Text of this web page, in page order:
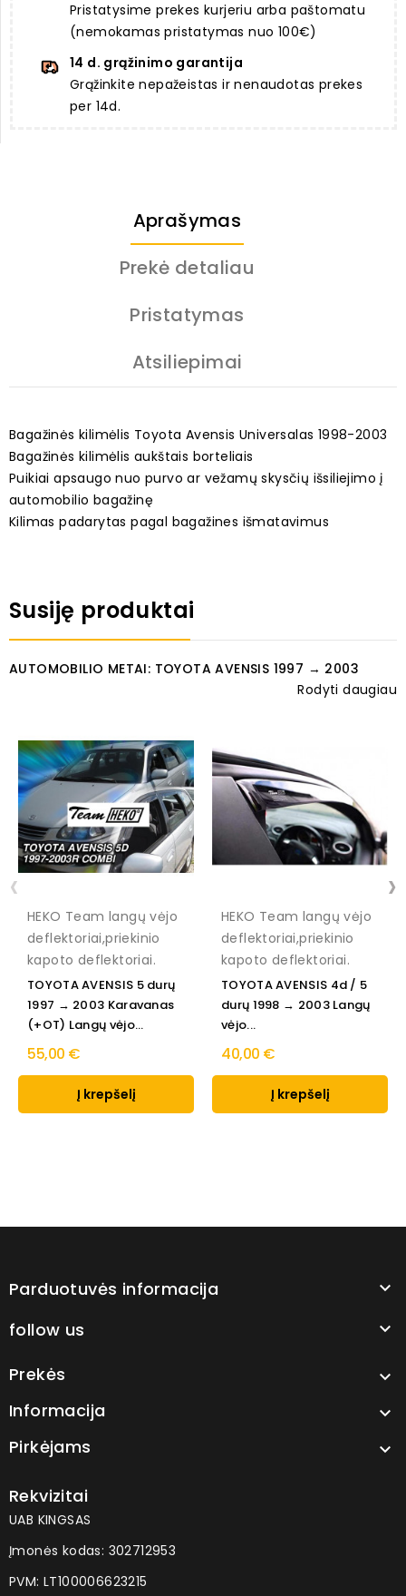
Pristatysime prekes kurjeriu arba paštomatu
(nemokamas pristatymas nuo 100€)
14 d. grąžinimo garantija
Grąžinkite nepažeistas ir nenaudotas prekes
per 14d.
Aprašymas
Prekė detaliau
Pristatymas
Atsiliepimai
Bagažinės kilimėlis Toyota Avensis Universalas 1998-2003
Bagažinės kilimėlis aukštais borteliais
Puikiai apsaugo nuo purvo ar vežamų skysčių išsiliejimo į
automobilio bagažinę
Kilimas padarytas pagal bagažines išmatavimus
Susiję produktai
AUTOMOBILIO METAI: TOYOTA AVENSIS 1997 → 2003
Rodyti daugiau
HEKO Team langų vėjo
deflektoriai,priekinio
kapoto deflektoriai.
TOYOTA AVENSIS 5 durų
1997 → 2003 Karavanas
(+OT) Langų vėjo...
55,00 €
Į krepšelį
HEKO Team langų vėjo
deflektoriai,priekinio
kapoto deflektoriai.
TOYOTA AVENSIS 4d / 5
durų 1998 → 2003 Langų
vėjo...
40,00 €
Į krepšelį
‹ ›
Parduotuvės informacija 
follow us 
Prekės 
Informacija 
Pirkėjams 
Rekvizitai
UAB KINGSAS
Įmonės kodas: 302712953
PVM: LT100006623215